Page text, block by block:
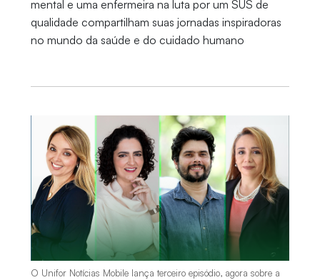
mental e uma enfermeira na luta por um SUS de
qualidade compartilham suas jornadas inspiradoras
no mundo da saúde e do cuidado humano
O Unifor Notícias Mobile lança terceiro episódio, agora sobre a